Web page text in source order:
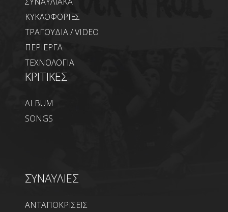
ΚΥΚΛΟΦΟΡΙΕΣ
ΤΡΑΓΟΥΔΙΑ / VIDEO
ΠΕΡΙΕΡΓΑ
ΤΕΧΝΟΛΟΓΙΑ
ΚΡΙΤΙΚΕΣ
ALBUM
SONGS
ΣΥΝΑΥΛΙΕΣ
ΑΝΤΑΠΟΚΡΙΣΕΙΣ